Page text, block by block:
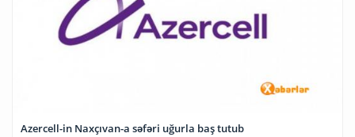
Azercell-in Naxçıvan-a səfəri uğurla baş tutub